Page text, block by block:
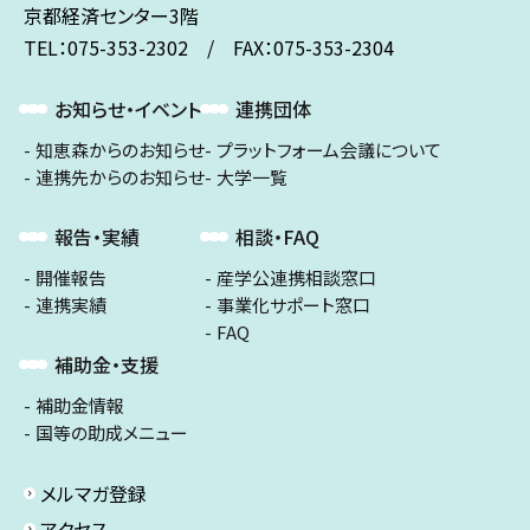
京都経済センター3階
TEL：075-353-2302 / FAX：075-353-2304
お知らせ・イベント
知恵森からのお知らせ
連携先からのお知らせ
報告・実績
開催報告
連携実績
補助金・支援
補助金情報
国等の助成メニュー
連携団体
プラットフォーム会議について
大学一覧
相談・FAQ
産学公連携相談窓口
事業化サポート窓口
FAQ
メルマガ登録